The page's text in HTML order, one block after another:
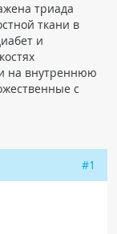
триада
ткани в
и
на внутреннюю
с
#1